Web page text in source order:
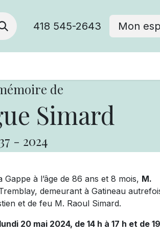
418 545-2643 Mon
de
Simard
- 2024
à l’âge de 86 ans et 8 mois, M.
demeurant à Gatineau
et de feu M. Raoul Simard.
20 mai 2024, de 14 h à 17 h et de